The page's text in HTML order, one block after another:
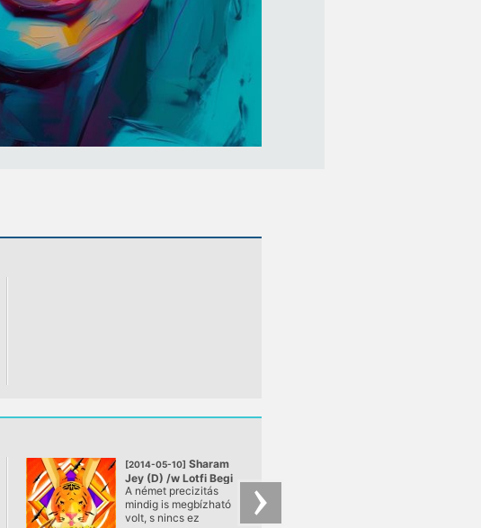
[2014-05-10] Sharam
Jey (D) /w Lotfi Begi
& Kovary
@ Akvárium Lokál
A német precizitás
mindig is megbízható
volt, s nincs ez